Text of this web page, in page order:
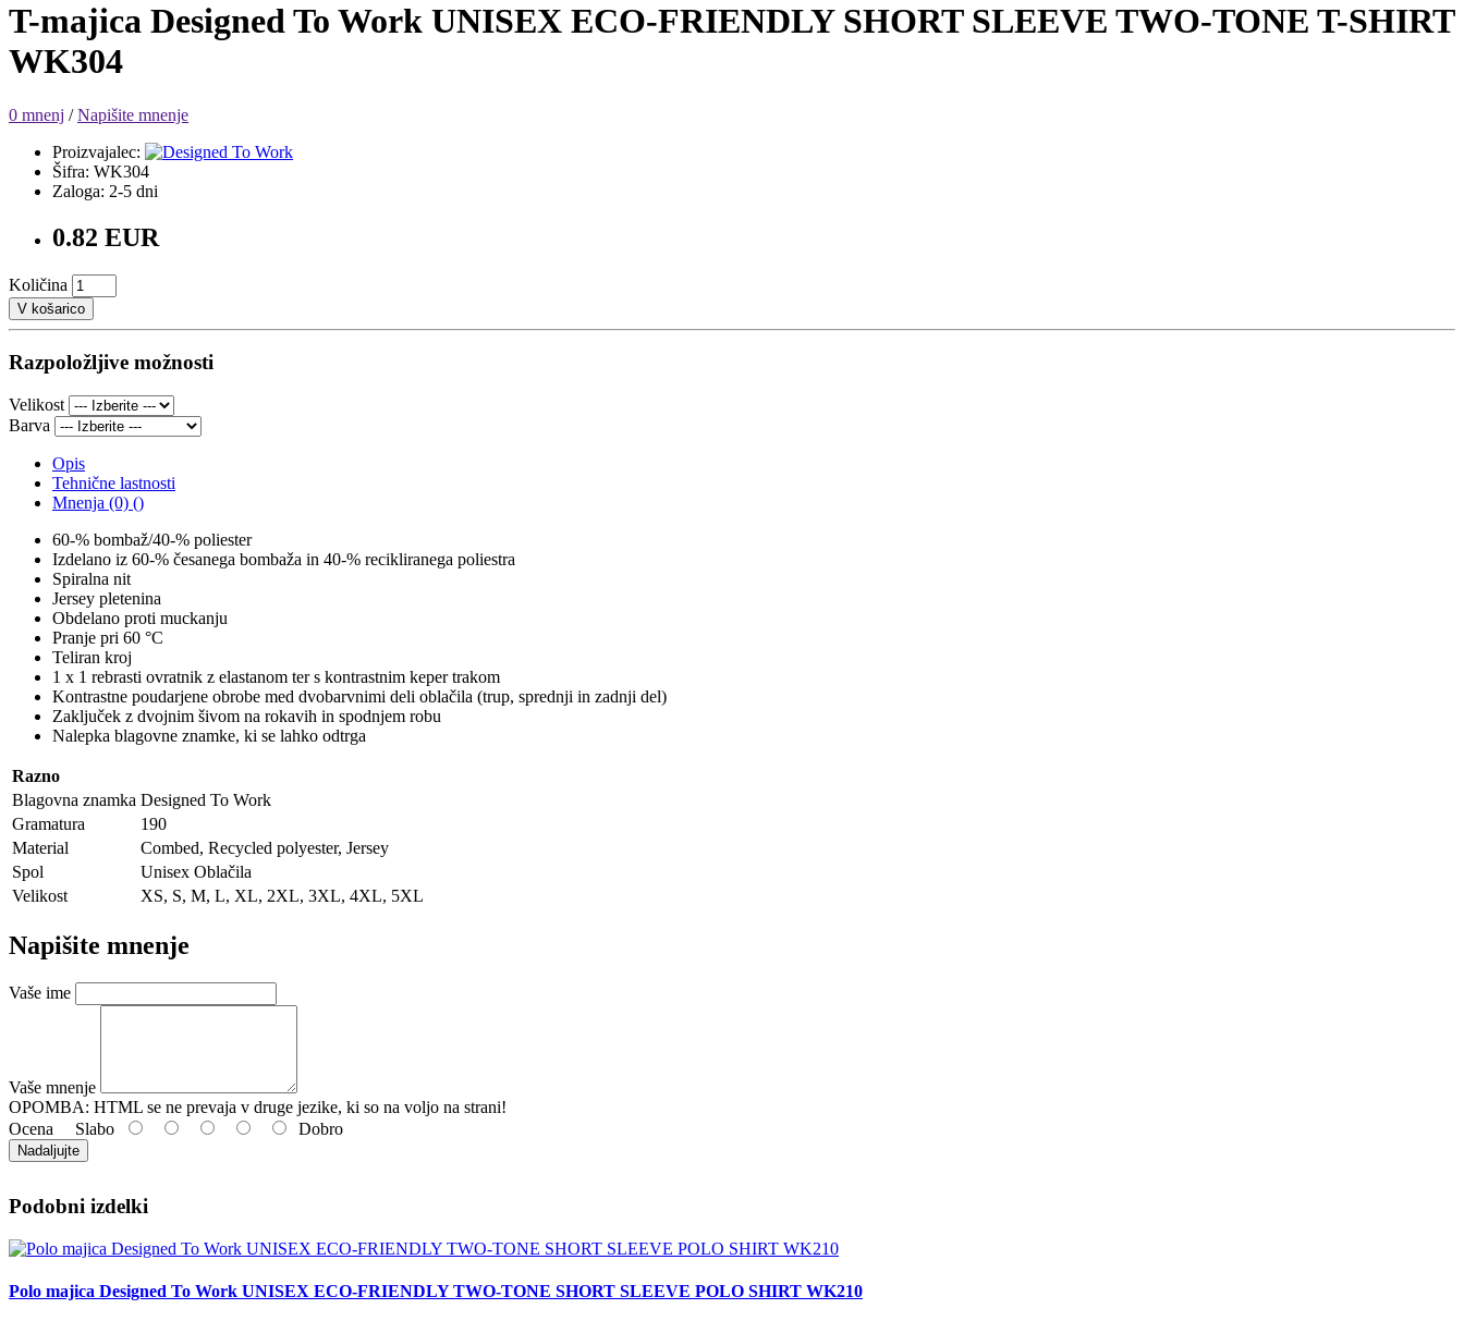
T-majica Designed To Work UNISEX ECO-FRIENDLY SHORT SLEEVE TWO-TONE T-SHIRT
WK304
0 mnenj /Napišite mnenje
Proizvajalec:
Šifra: WK304
Zaloga: 2-5 dni
0.82 EUR
Količina
V košarico
Razpoložljive možnosti
Velikost
Barva
Opis
Tehnične lastnosti
Mnenja (0) ()
60-% bombaž/40-% poliester
Izdelano iz 60-% česanega bombaža in 40-% recikliranega poliestra
Spiralna nit
Jersey pletenina
Obdelano proti muckanju
Pranje pri 60 °C
Teliran kroj
1 x 1 rebrasti ovratnik z elastanom ter s kontrastnim keper trakom
Kontrastne poudarjene obrobe med dvobarvnimi deli oblačila (trup, sprednji in zadnji del)
Zaključek z dvojnim šivom na rokavih in spodnjem robu
Nalepka blagovne znamke, ki se lahko odtrga
Razno
Blagovna znamka Designed To Work
Gramatura
190
Material
Combed, Recycled polyester, Jersey
Spol
Unisex Oblačila
Velikost
XS, S, M, L, XL, 2XL, 3XL, 4XL, 5XL
Napišite mnenje
Vaše ime
Vaše mnenje
OPOMBA: HTML se ne prevaja v druge jezike, ki so na voljo na strani!
Ocena Slabo Dobro
Nadaljujte
Podobni izdelki
Polo majica Designed To Work UNISEX ECO-FRIENDLY TWO-TONE SHORT SLEEVE POLO SHIRT WK210